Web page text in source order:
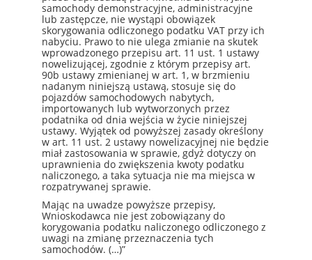
samochody demonstracyjne, administracyjne
lub zastępcze, nie wystąpi obowiązek
skorygowania odliczonego podatku VAT przy ich
nabyciu. Prawo to nie ulega zmianie na skutek
wprowadzonego przepisu art. 11 ust. 1 ustawy
nowelizującej, zgodnie z którym przepisy art.
90b ustawy zmienianej w art. 1, w brzmieniu
nadanym niniejszą ustawą, stosuje się do
pojazdów samochodowych nabytych,
importowanych lub wytworzonych przez
podatnika od dnia wejścia w życie niniejszej
ustawy. Wyjątek od powyższej zasady określony
w art. 11 ust. 2 ustawy nowelizacyjnej nie będzie
miał zastosowania w sprawie, gdyż dotyczy on
uprawnienia do zwiększenia kwoty podatku
naliczonego, a taka sytuacja nie ma miejsca w
rozpatrywanej sprawie.
Mając na uwadze powyższe przepisy,
Wnioskodawca nie jest zobowiązany do
korygowania podatku naliczonego odliczonego z
uwagi na zmianę przeznaczenia tych
samochodów. (…)”